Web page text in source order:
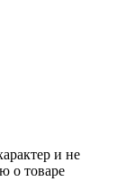
и не
о товаре